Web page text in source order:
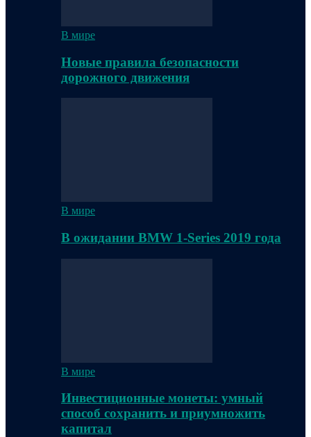
В мире
Новые правила безопасности
дорожного движения
В мире
В ожидании BMW 1-Series 2019 года
В мире
Инвестиционные монеты: умный
способ сохранить и приумножить
капитал